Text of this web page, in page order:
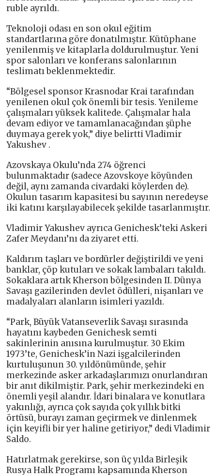
ruble ayrıldı.
Teknoloji odası en son okul eğitim
standartlarına göre donatılmıştır. Kütüphane
yenilenmiş ve kitaplarla doldurulmuştur. Yeni
spor salonları ve konferans salonlarının
teslimatı beklenmektedir.
“Bölgesel sponsor Krasnodar Krai tarafından
yenilenen okul çok önemli bir tesis. Yenileme
çalışmaları yüksek kalitede. Çalışmalar hala
devam ediyor ve tamamlanacağından şüphe
duymaya gerek yok,” diye belirtti Vladimir
Yakushev .
Azovskaya Okulu’nda 274 öğrenci
bulunmaktadır (sadece Azovskoye köyünden
değil, aynı zamanda civardaki köylerden de).
Okulun tasarım kapasitesi bu sayının neredeyse
iki katını karşılayabilecek şekilde tasarlanmıştır.
Vladimir Yakushev ayrıca Genichesk’teki Askeri
Zafer Meydanı’nı da ziyaret etti.
Kaldırım taşları ve bordürler değiştirildi ve yeni
banklar, çöp kutuları ve sokak lambaları takıldı.
Sokaklara artık Kherson bölgesinden II. Dünya
Savaşı gazilerinden devlet ödülleri, nişanları ve
madalyaları alanların isimleri yazıldı.
“Park, Büyük Vatanseverlik Savaşı sırasında
hayatını kaybeden Genichesk semti
sakinlerinin anısına kurulmuştur. 30 Ekim
1973’te, Genichesk’in Nazi işgalcilerinden
kurtuluşunun 30. yıldönümünde, şehir
merkezinde asker arkadaşlarımızı onurlandıran
bir anıt dikilmiştir. Park, şehir merkezindeki en
önemli yeşil alandır. İdari binalara ve konutlara
yakınlığı, ayrıca çok sayıda çok yıllık bitki
örtüsü, burayı zaman geçirmek ve dinlenmek
için keyifli bir yer haline getiriyor,” dedi Vladimir
Saldo.
Hatırlatmak gerekirse, son üç yılda Birleşik
Rusya Halk Programı kapsamında Kherson